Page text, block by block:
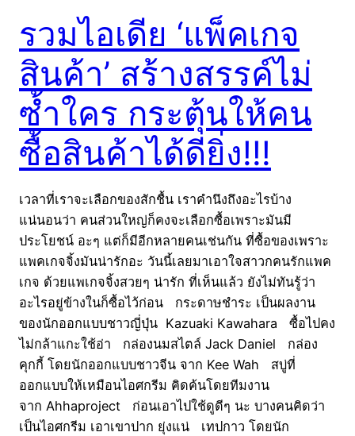
รวมไอเดีย ‘แพ็คเกจ
สินค้า’ สร้างสรรค์ไม่
ซ้ำใคร กระตุ้นให้คน
ซื้อสินค้าได้ดียิ่ง!!!
เวลาที่เราจะเลือกของสักชื้น เราคำนึงถึงอะไรบ้าง
แน่นอนว่า คนส่วนใหญ่ก็คงจะเลือกซื้อเพราะมันมี
ประโยชน์ อะๆ แต่ก็มีอีกหลายคนเช่นกัน ที่ซื้อของเพราะ
แพคเกจจิ้งมันน่ารักอะ วันนี้เลยมาเอาใจสาวกคนรักแพค
เกจ ด้วยแพเกจจิ้งสวยๆ น่ารัก ที่เห็นแล้ว ยังไม่ทันรู้ว่า
อะไรอยู่ข้างในก็ซื้อไว้ก่อน กระดาษชำระ เป็นผลงาน
ของนักออกแบบชาวญี่ปุ่น Kazuaki Kawahara ซื้อไปคง
ไม่กล้าแกะใช้อ่า กล่องนมสไตล์ Jack Daniel กล่อง
คุกกี้ โดยนักออกแบบชาวจีน จาก Kee Wah สบู่ที่
ออกแบบให้เหมือนไอศกรีม คิดค้นโดยทีมงาน
จาก Ahhaproject ก่อนเอาไปใช้ดูดีๆ นะ บางคนคิดว่า
เป็นไอศกรีม เอาเขาปาก ยุ่งแน่ เทปกาว โดยนัก